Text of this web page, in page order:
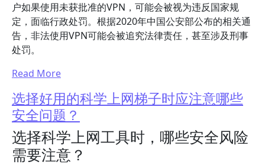
户如果使用未获批准的VPN，可能会被视为违反国家规
定，面临行政处罚。根据2020年中国公安部公布的相关通
告，非法使用VPN可能会被追究法律责任，甚至涉及刑事
处罚。
Read More
选择好用的科学上网梯子时应注意哪些
安全问题？
选择科学上网工具时，哪些安全风险
需要注意？